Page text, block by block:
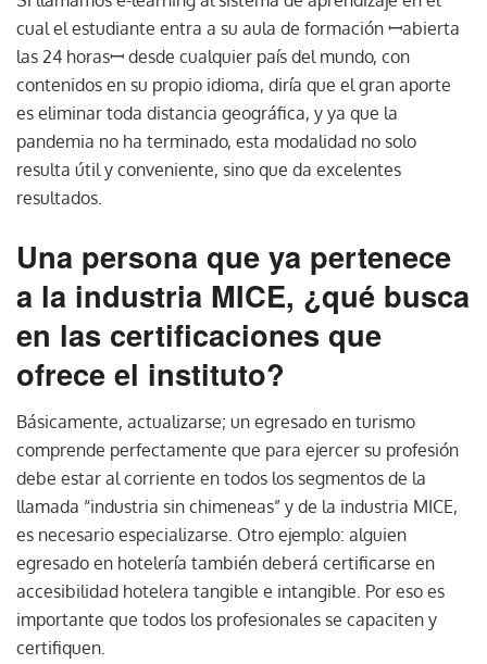
cual el estudiante entra a su aula de formación ꟷabierta
las 24 horasꟷ desde cualquier país del mundo, con
contenidos en su propio idioma, diría que el gran aporte
es eliminar toda distancia geográfica, y ya que la
pandemia no ha terminado, esta modalidad no solo
resulta útil y conveniente, sino que da excelentes
resultados.
Una persona que ya pertenece
a la industria MICE, ¿qué busca
en las certificaciones que
ofrece el instituto?
Básicamente, actualizarse; un egresado en turismo
comprende perfectamente que para ejercer su profesión
debe estar al corriente en todos los segmentos de la
llamada “industria sin chimeneas” y de la industria MICE,
es necesario especializarse. Otro ejemplo: alguien
egresado en hotelería también deberá certificarse en
accesibilidad hotelera tangible e intangible. Por eso es
importante que todos los profesionales se capaciten y
certifiquen.